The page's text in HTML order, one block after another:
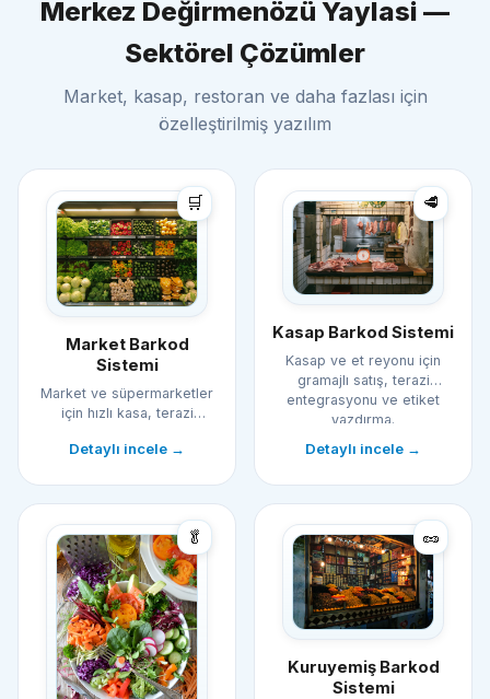
Merkez Değirmenözü Yaylasi —
Sektörel Çözümler
Market, kasap, restoran ve daha fazlası için
özelleştirilmiş yazılım
🛒
Market Barkod
Sistemi
Market ve süpermarketler
için hızlı kasa, terazi
yönetimi.
Detaylı incele →
🥩
Kasap Barkod Sistemi
Kasap ve et reyonu için
gramajlı satış, terazi
entegrasyonu ve etiket
yazdırma.
Detaylı incele →
🥬 🥜
Kuruyemiş Barkod
Sistemi